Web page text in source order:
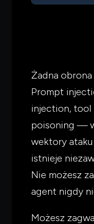
Żadna obrona
Prompt
injection,
poisoning —
wektory
istnieje
Nie możesz
agent nigdy
Możesz